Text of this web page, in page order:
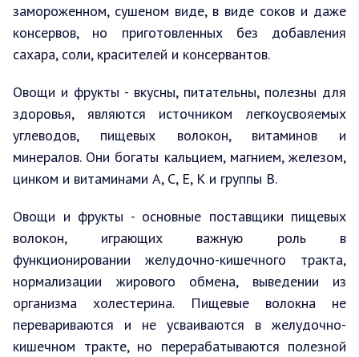
замороженном, сушеном виде, в виде соков и даже
консервов, но приготовленных без добавления
сахара, соли, красителей и консервантов.
Овощи и фрукты - вкусны, питательны, полезны для
здоровья, являются источником легкоусвояемых
углеводов, пищевых волокон, витаминов и
минералов. Они богаты кальцием, магнием, железом,
цинком и витаминами А, С, Е, К и группы В.
Овощи и фрукты - основные поставщики пищевых
волокон, играющих важную роль в
функционировании желудочно-кишечного тракта,
нормализации жирового обмена, выведении из
организма холестерина. Пищевые волокна не
перевариваются и не усваиваются в желудочно-
кишечном тракте, но перерабатываются полезной